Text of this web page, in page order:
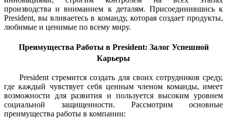
производства и вниманием к деталям. Присоединившись к
President, вы вливаетесь в команду, которая создает продукты,
любимые и ценимые по всему миру.
Преимущества Работы в President: Залог Успешной
Карьеры
President стремится создать для своих сотрудников среду,
где каждый чувствует себя ценным членом команды, имеет
возможности для развития и пользуется высоким уровнем
социальной защищенности. Рассмотрим основные
преимущества работы в компании: